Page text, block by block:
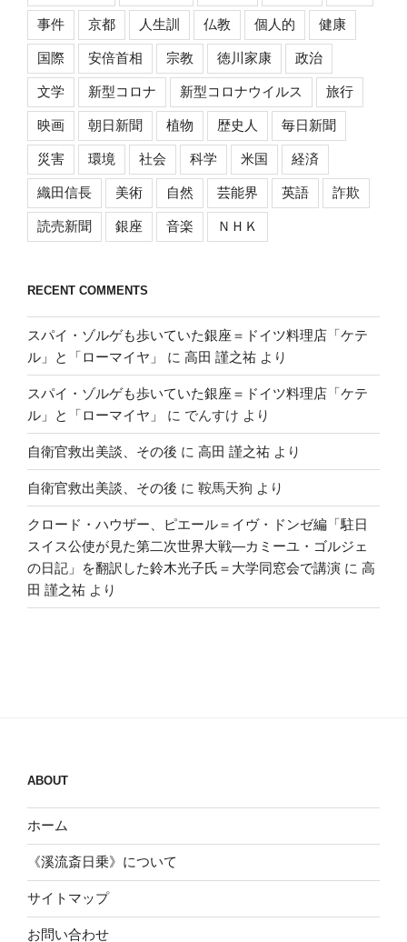
事件 京都 人生訓 仏教 個人的 健康
国際 安倍首相 宗教 徳川家康 政治
文学 新型コロナ 新型コロナウイルス 旅行
映画 朝日新聞 植物 歴史人 毎日新聞
災害 環境 社会 科学 米国 経済
織田信長 美術 自然 芸能界 英語 詐欺
読売新聞 銀座 音楽 ＮＨＫ
RECENT COMMENTS
スパイ・ゾルゲも歩いていた銀座＝ドイツ料理店「ケテ
ル」と「ローマイヤ」
に 高田 謹之祐 より
スパイ・ゾルゲも歩いていた銀座＝ドイツ料理店「ケテ
ル」と「ローマイヤ」
に でんすけ より
自衛官救出美談、その後 に 高田 謹之祐 より
自衛官救出美談、その後 に 鞍馬天狗 より
クロード・ハウザー、ピエール＝イヴ・ドンゼ編「駐日
スイス公使が見た第二次世界大戦―カミーユ・ゴルジェ
の日記」を翻訳した鈴木光子氏＝大学同窓会で講演 に 高
田 謹之祐 より
ABOUT
ホーム
《溪流斎日乗》について
サイトマップ
お問い合わせ